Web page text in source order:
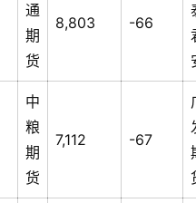
通
期
货
8,803 -66
中
粮
期
货
7,112 -67